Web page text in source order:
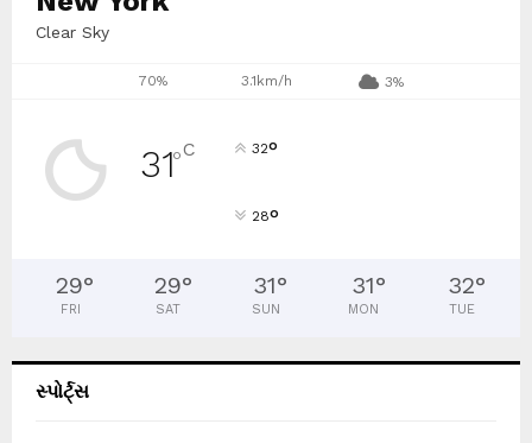
Clear Sky
70% 3.1km/h 3%
31°C 32°
28°
29°
FRI
29°
SAT
31°
SUN
31°
MON
32°
TUE
સ્પોર્ટ્સ